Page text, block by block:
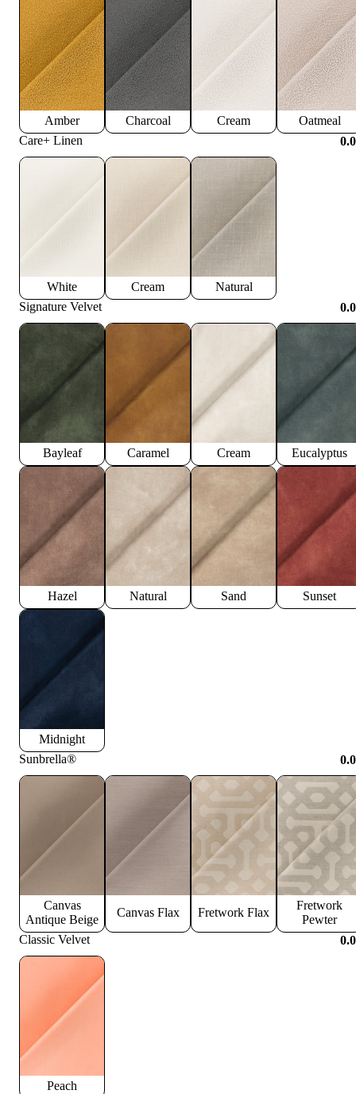
Amber Charcoal Cream
Oatmeal
Care+ Linen
White Cream
Natural
Signature Velvet
Bayleaf Caramel Cream Eucalyptus
Hazel Natural Sand Sunset
Midnight
Sunbrella®
Canvas
Antique Beige
Canvas Flax Fretwork Flax
Fretwork
Pewter
Classic Velvet
Peach